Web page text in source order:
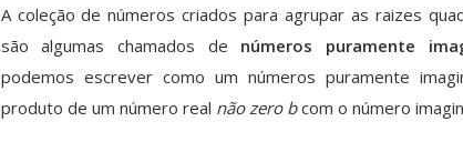
A coleção de números criados para agrupar as raizes
são algumas chamados de números puramente
podemos escrever como um números puramente
produto de um número real não zero bcom o número